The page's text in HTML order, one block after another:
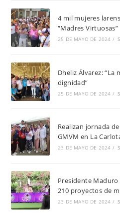
4 mil mujeres
“Madres Virtuosas”
25 DE MAYO DE 2024 /
Dheliz Álvarez: “La
dignidad”
25 DE MAYO DE 2024 /
Realizan jornada
GMVM en La
23 DE MAYO DE 2024 /
Presidente
210 proyectos de
23 DE MAYO DE 2024 /